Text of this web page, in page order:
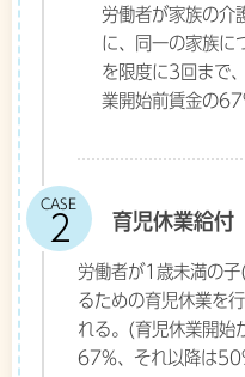
労働者が家族の介
に、同一の家族に
を限度に3回まで
業開始前賃金の
CASE
育児休業給付
労働者が1歳未満の
るための育児休業を
れる。(育児休業開始
67%、それ以降は